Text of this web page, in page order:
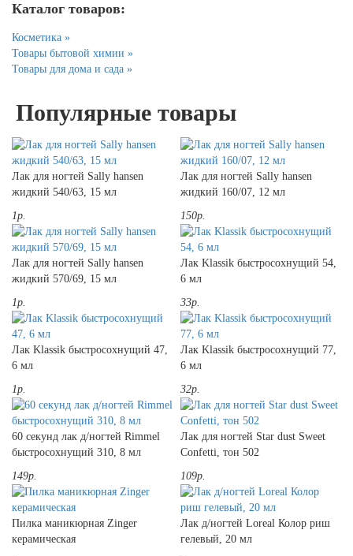
Каталог товаров:
Косметика »
Товары бытовой химии »
Товары для дома и сада »
Популярные товары
Лак для ногтей Sally hansen
жидкий 540/63, 15 мл
1р.
Лак для ногтей Sally hansen
жидкий 160/07, 12 мл
150р.
Лак для ногтей Sally hansen
жидкий 570/69, 15 мл
1р.
Лак Klassik быстросохнущий 54,
6 мл
33р.
Лак Klassik быстросохнущий 47,
6 мл
1р.
Лак Klassik быстросохнущий 77,
6 мл
32р.
60 секунд лак д/ногтей Rimmel
быстросохнущий 310, 8 мл
149р.
Лак для ногтей Star dust Sweet
Confetti, тон 502
109р.
Пилка маникюрная Zinger
керамическая
Лак д/ногтей Loreal Колор риш
гелевый, 20 мл